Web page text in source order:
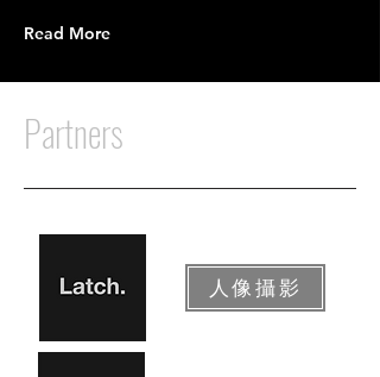
Read More
Partners
人像攝影